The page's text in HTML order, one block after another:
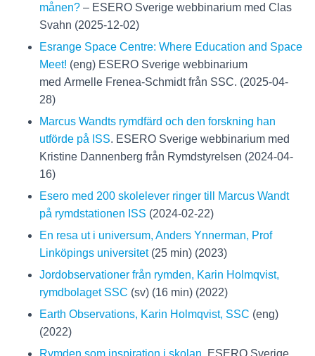
månen? – ESERO Sverige webbinarium med Clas
Svahn (2025-12-02)
Esrange Space Centre: Where Education and Space
Meet! (eng) ESERO Sverige webbinarium
med Armelle Frenea-Schmidt från SSC. (2025-04-
28)
Marcus Wandts rymdfärd och den forskning han
utförde på ISS. ESERO Sverige webbinarium med
Kristine Dannenberg från Rymdstyrelsen (2024-04-
16)
Esero med 200 skolelever ringer till Marcus Wandt
på rymdstationen ISS (2024-02-22)
En resa ut i universum, Anders Ynnerman, Prof
Linköpings universitet(25 min) (2023)
Jordobservationer från rymden, Karin Holmqvist,
rymdbolaget SSC (sv) (16 min) (2022)
Earth Observations, Karin Holmqvist, SSC (eng)
(2022)
Rymden som inspiration i skolan. ESERO Sverige